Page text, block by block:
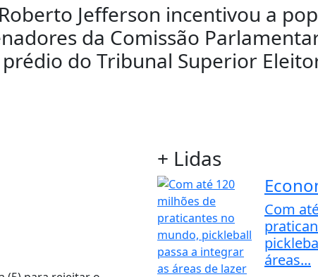
Jefferson incentivou a
da Comissão
do Tribunal Superior
+ Lidas
Com
áreas...